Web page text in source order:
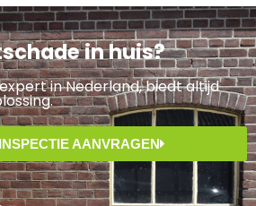
in huis?
in Nederland, biedt altijd
AANVRAGEN